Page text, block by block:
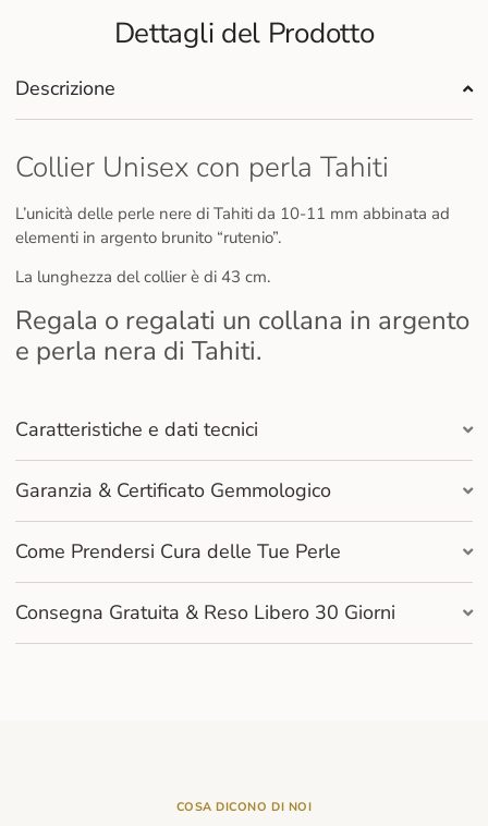
Dettagli del Prodotto
Descrizione
Collier Unisex con perla Tahiti
L’unicità delle perle nere di Tahiti da 10-11 mm abbinata ad
elementi in argento brunito “rutenio”.
La lunghezza del collier è di 43 cm.
Regala o regalati un collana in argento
e perla nera di Tahiti.
Caratteristiche e dati tecnici
Garanzia & Certificato Gemmologico
Come Prendersi Cura delle Tue Perle
Consegna Gratuita & Reso Libero 30 Giorni
COSA DICONO DI NOI